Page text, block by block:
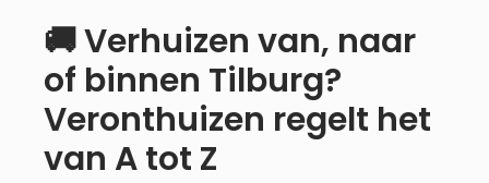
Meteen
naar
inhoud
🚚 Verhuizen van, naar
of binnen Tilburg?
Veronthuizen regelt het
van A tot Z